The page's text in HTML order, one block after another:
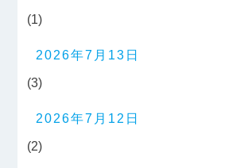
(1)
2026年7月13日
(3)
2026年7月12日
(2)